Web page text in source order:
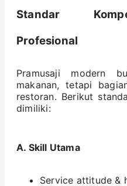
Standar
Profesional
Pramusaji modern
makanan, tetapi
restoran. Berikut
dimiliki:
A. Skill Utama
Service attitude &